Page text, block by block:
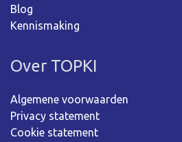
Blog
Kennismaking
Over TOPKI
Algemene voorwaarden
Privacy statement
Cookie statement